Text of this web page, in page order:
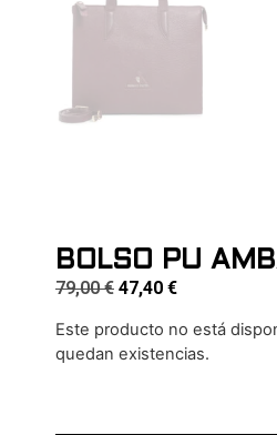
BOLSO PU
79,00€ 47,40 €
Este producto no está
quedan existencias.